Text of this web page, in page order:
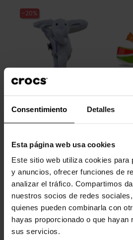
Consentimiento Detalles
Esta página web usa cookies
Este sitio web utiliza cookies para
y anuncios, ofrecer funciones de
analizar el tráfico. Compartimos
nuestros socios de redes
quienes pueden combinarla con
hayas proporcionado o que hayan
sus servicios.
-20%
Coelho Huggitz